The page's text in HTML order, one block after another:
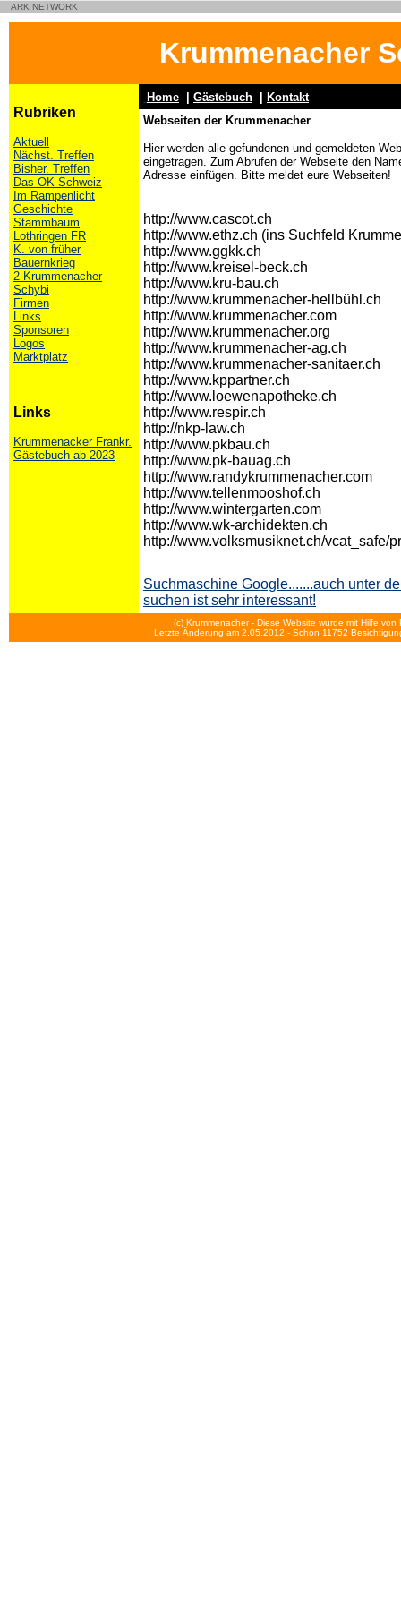
ARK NETWORK
Krummenacher
Rubriken
Aktuell
Nächst. Treffen
Bisher. Treffen
Das OK Schweiz
Im Rampenlicht
Geschichte
Stammbaum
Lothringen FR
K. von früher
Bauernkrieg
2 Krummenacher
Schybi
Firmen
Links
Sponsoren
Logos
Marktplatz
Links
Krummenacker Frankr.
Gästebuch ab 2023
Home Gästebuch
Kontakt
Webseiten der Krummenacher
Hier werden alle gefundenen und gemeldeten
eingetragen. Zum Abrufen der Webseite den
Adresse einfügen. Bitte meldet eure Webseiten!
http://www.cascot.ch
http://www.ethz.ch (ins Suchfeld
http://www.ggkk.ch
http://www.kreisel-beck.ch
http://www.kru-bau.ch
http://www.krummenacher-hellbühl.ch
http://www.krummenacher.com
http://www.krummenacher.org
http://www.krummenacher-ag.ch
http://www.krummenacher-sanitaer.ch
http://www.kppartner.ch
http://www.loewenapotheke.ch
http://www.respir.ch
http://nkp-law.ch
http://www.pkbau.ch
http://www.pk-bauag.ch
http://www.randykrummenacher.com
http://www.tellenmooshof.ch
http://www.wintergarten.com
http://www.wk-archidekten.ch
http://www.volksmusiknet.ch/vcat_safe/
Suchmaschine Google.......auch unter
suchen ist sehr interessant!
(c) Krummenacher- Diese Website wurde mit Hilfe von
Letzte Änderung am 2.05.2012 - Schon 11752